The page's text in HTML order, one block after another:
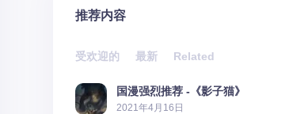
推荐内容
受欢迎的 最新 Related
国漫强烈推荐 -《影子猫》
2021年4月16日